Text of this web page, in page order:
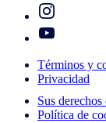
Términos y
Privacidad
Sus
Política de